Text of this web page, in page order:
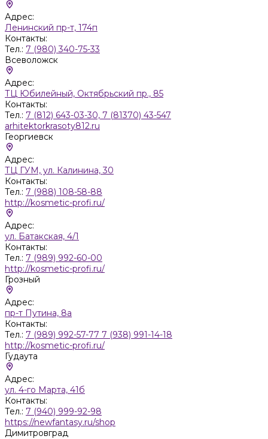
Адрес:
Ленинский пр-т, 174п
Контакты:
Тел.: 7 (980) 340-75-33
Всеволожск
Адрес:
ТЦ Юбилейный, Октябрьский пр., 85
Контакты:
Тел.: 7 (812) 643-03-30, 7 (81370) 43-547
arhitektorkrasoty812.ru
Георгиевск
Адрес:
ТЦ ГУМ, ул. Калинина, 30
Контакты:
Тел.: 7 (988) 108-58-88
http://kosmetic-profi.ru/
Адрес:
ул. Батакская, 4/1
Контакты:
Тел.: 7 (989) 992-60-00
http://kosmetic-profi.ru/
Грозный
Адрес:
пр-т Путина, 8а
Контакты:
Тел.: 7 (989) 992-57-77 7 (938) 991-14-18
http://kosmetic-profi.ru/
Гудаута
Адрес:
ул. 4-го Марта, 41б
Контакты:
Тел.: 7 (940) 999-92-98
https://newfantasy.ru/shop
Димитровград